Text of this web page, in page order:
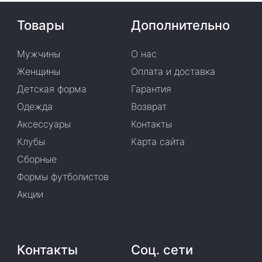
Товары
Мужчины
Женщины
Детская форма
Одежда
Аксессуары
Клубы
Сборные
Формы футболистов
Акции
Дополнительно
О нас
Оплата и доставка
Гарантия
Возврат
Контакты
Карта сайта
Контакты Соц. сети